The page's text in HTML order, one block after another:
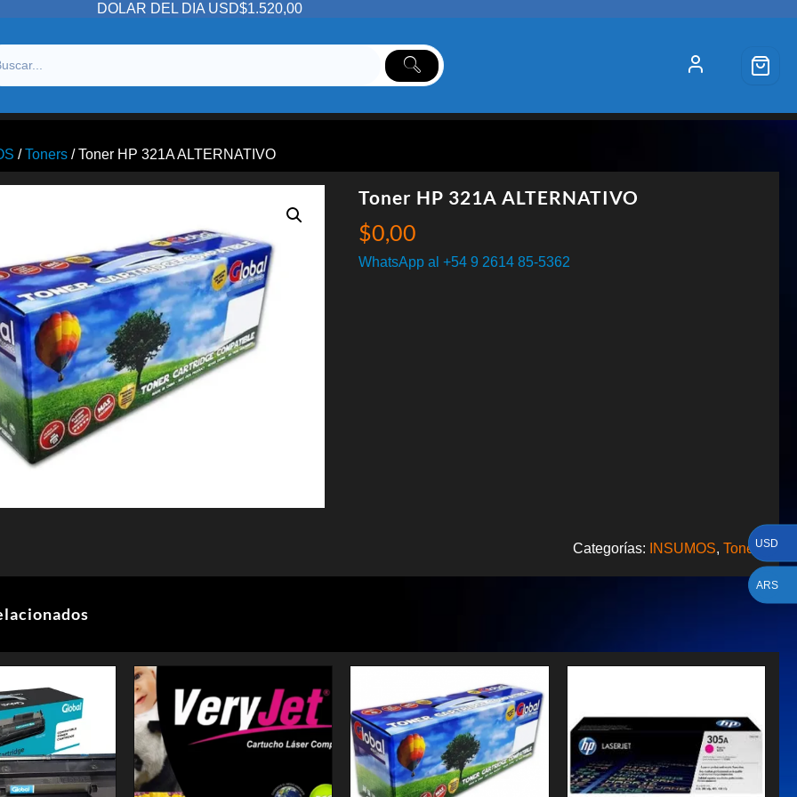
DOLAR DEL DIA USD$1.520,00
/Toners / Toner HP 321A ALTERNATIVO
Toner HP 321A ALTERNATIVO
$0,00
WhatsApp al +54 9 2614 85-5362
Categorías: INSUMOS, TonersUSD
ARS